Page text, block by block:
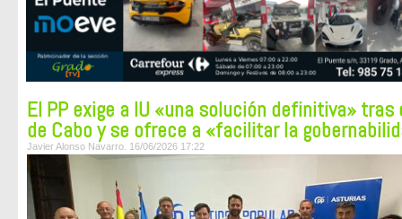
El PP exige a IU «una solución definitiva» tras
de Cabo y se ofrece a «facilitar la
Javier Alonso Navarro. 16/06/2026 17:22